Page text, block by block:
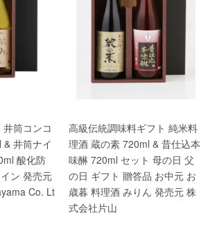
筒コンコ
井筒ナイ
酸化防
ン 発売元
Co. Lt
高級伝統調味料ギフト 純米料
理酒 蔵の素 720ml & 昔仕込本
味醂 720ml セット 母の日 父
の日 ギフト 贈答品 お中元 お
歳暮 料理酒 みりん 発売元 株
式会社片山